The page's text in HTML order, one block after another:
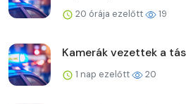
20 órája ezelőtt 19
Kamerák vezettek a
1 nap ezelőtt 20